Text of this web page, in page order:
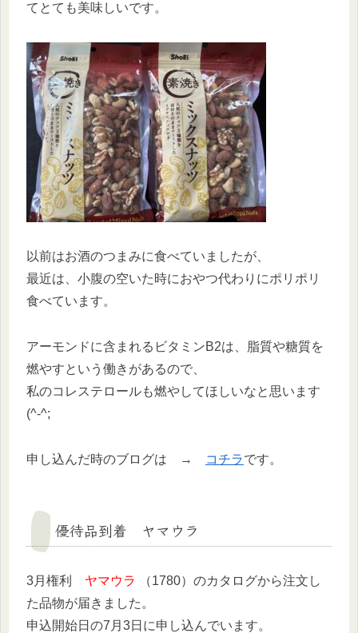
てとても美味しいです。
以前はお酒のつまみに食べていましたが、
最近は、小腹の空いた時におやつ代わりにポリポリ
食べています。
アーモンドに含まれるビタミンB2は、脂質や糖質を
燃やすという働きがあるので、
私のコレステロールも燃やしてほしいなと思います
(^-^;
申し込んだ時のブログは → コチラです。
優待品到着 ヤマウラ
3月権利 ヤマウラ
（1780）のカタログから注文し
た品物が届きました。
申込開始日の7月3日に申し込んでいます。